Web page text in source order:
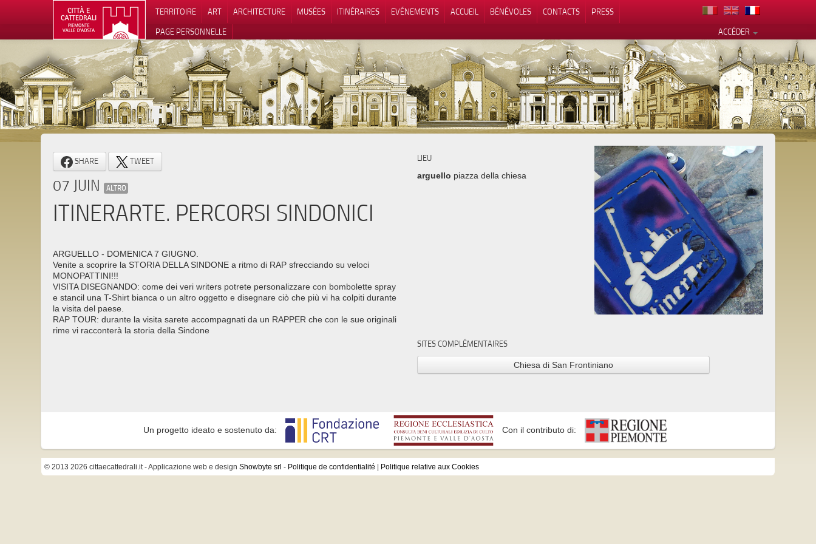
TERRITOIRE ART ARCHITECTURE MUSÉES ITINÉRAIRES EVÉNEMENTS ACCUEIL BÉNÉVOLES CONTACTS
PRESS
ACCÉDER
PAGE PERSONNELLE
SHARE TWEET
07 JUIN ALTRO
ITINERARTE. PERCORSI SINDONICI
ARGUELLO - DOMENICA 7 GIUGNO.
Venite a scoprire la STORIA DELLA SINDONE a ritmo di RAP sfrecciando su veloci
MONOPATTINI!!!
VISITA DISEGNANDO: come dei veri writers potrete personalizzare con bombolette spray
e stancil una T-Shirt bianca o un altro oggetto e disegnare ciò che più vi ha colpiti durante
la visita del paese.
RAP TOUR: durante la visita sarete accompagnati da un RAPPER che con le sue originali
rime vi racconterà la storia della Sindone
LIEU
arguello piazza della chiesa
SITES COMPLÉMENTAIRES
Chiesa di San Frontiniano
Un progetto ideato e sostenuto da: Con il contributo di:
© 2013 2026 cittaecattedrali.it- Applicazione web e design Showbyte srl - Politique de confidentialité Politique relative aux Cookies
Vos choix en matière de confidentialité